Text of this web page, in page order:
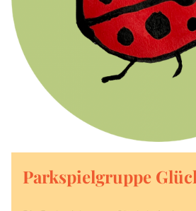
Parkspielgruppe